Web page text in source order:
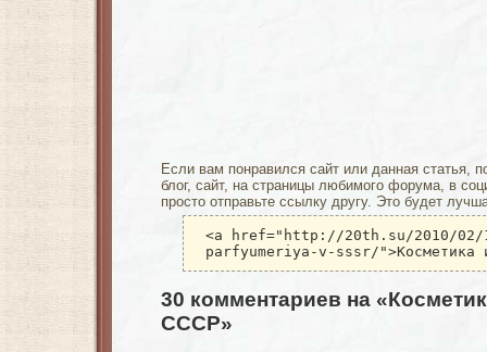
Если вам понравился сайт или данная статья,
блог, сайт, на страницы любимого форума, в
просто отправьте ссылку другу. Это будет
<a href="http://20th.su/2010/02/
parfyumeriya-v-sssr/">Косметика
30 комментариев на
СССР»